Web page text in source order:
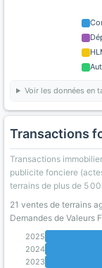
Voir les données en
Transactions
Transactions
publicite fonciere
terrains de plus de 5
21 ventes de terrains
Demandes de Valeurs
2025
2024
2023